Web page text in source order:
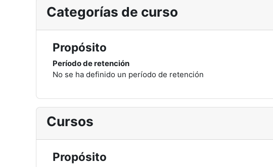
Categorías de curso
Propósito
Período de retención
No se ha definido un período de retención
Cursos
Propósito